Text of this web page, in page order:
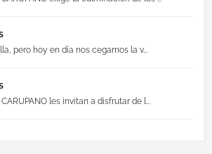
pero hoy en día nos cegamos la v...
les invitan a disfrutar de l...